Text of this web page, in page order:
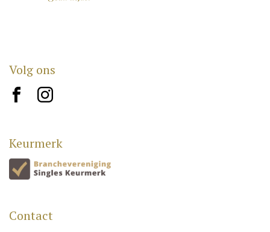
Volg ons
brand10 brand12
Keurmerk
Contact